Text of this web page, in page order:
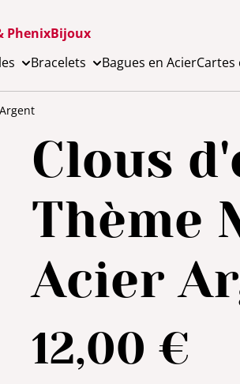
PhenixBijoux
Bracelets Bagues en AcierCartes
Clous
Thème
Acier
12,00 €